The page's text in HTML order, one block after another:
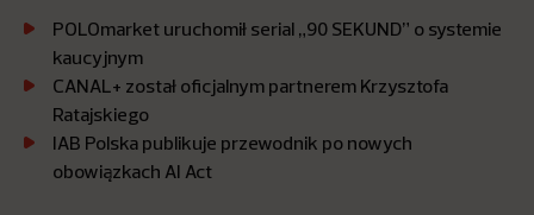
POLOmarket uruchomił serial „90 SEKUND” o systemie
kaucyjnym
CANAL+ został oficjalnym partnerem Krzysztofa
Ratajskiego
IAB Polska publikuje przewodnik po nowych
obowiązkach AI Act